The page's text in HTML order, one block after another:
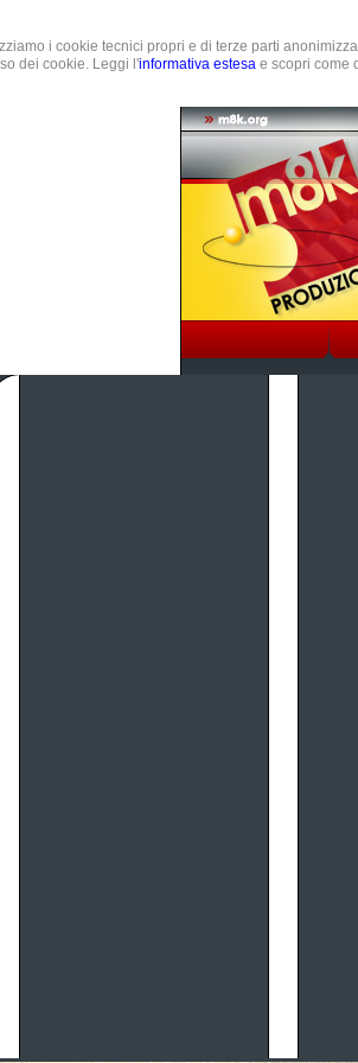
i cookie tecnici propri e di terze parti
dei cookie. Leggi l'informativa estesa e scopri come